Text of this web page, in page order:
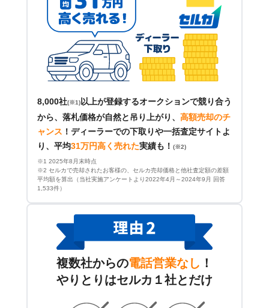
8,000社(※1) 以上が登録するオークションで競り合う
から、落札価格が自然と吊り上がり、 高額売却のチ
ャンス ！ ディーラーでの下取りや一括査定サイトよ
り、平均31万円高く売れた実績も！ (※2)
※1 2025年8月末時点
※2 セルカで売却されたお客様の、セルカ売却価格と他社査定額の差額
平均額を算出（当社実施アンケートより2022年4月～2024年9月 回答
1,533件）
複数社からの電話営業なし ！
やりとりはセルカ１社とだけ